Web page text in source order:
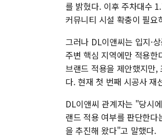
를 밝혔다. 이후 주차대수
커뮤니티 시설 확충이 필
그러나 DL이앤씨는 입지·
주변 핵심 지역에만 적용
브랜드 적용을 제안했지만
다. 현재 첫 번째 시공사 재
DL이앤씨 관계자는 "당시
랜드 적용 여부를 판단한
을 추진해 왔다"고 말했다.